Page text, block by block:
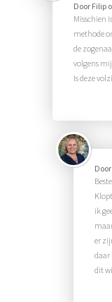
Door Filip
Misschien
methode
de
volgens
Is deze
Door
ik
er
daar
dit